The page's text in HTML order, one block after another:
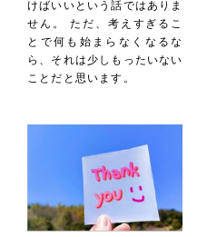
けばいいという話ではありま
せん。 ただ、考えすぎるこ
とで何も始まらなくなるな
ら、それは少しもったいない
ことだと思います。